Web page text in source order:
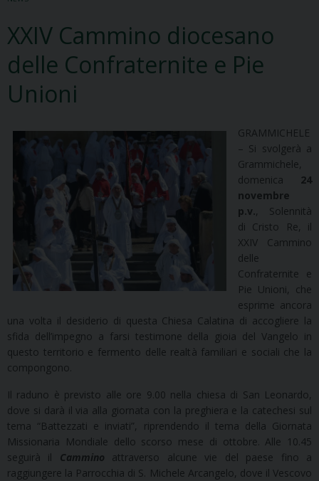
XXIV Cammino diocesano
delle Confraternite e Pie
Unioni
GRAMMICHELE
– Si svolgerà a
Grammichele,
domenica 24
novembre
p.v., Solennità
di Cristo Re, il
XXIV Cammino
delle
Confraternite e
Pie Unioni, che
esprime ancora
una volta il desiderio di questa Chiesa Calatina di accogliere la
sfida dell’impegno a farsi testimone della gioia del Vangelo in
questo territorio e fermento delle realtà familiari e sociali che la
compongono.
Il raduno è previsto alle ore 9.00 nella chiesa di San Leonardo,
dove si darà il via alla giornata con la preghiera e la catechesi sul
tema “Battezzati e inviati”, riprendendo il tema della Giornata
Missionaria Mondiale dello scorso mese di ottobre. Alle 10.45
seguirà il Cammino attraverso alcune vie del paese fino a
raggiungere la Parrocchia di S. Michele Arcangelo, dove il Vescovo